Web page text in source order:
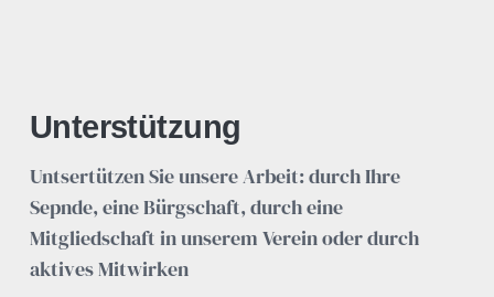
Unterstützung
Untsertützen Sie unsere Arbeit: durch Ihre
Sepnde, eine Bürgschaft, durch eine
Mitgliedschaft in unserem Verein oder durch
aktives Mitwirken